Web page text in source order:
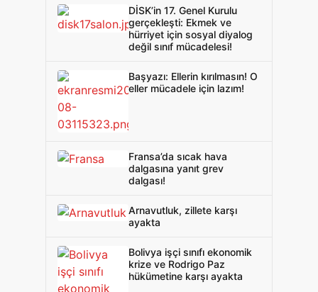
DİSK’in 17. Genel Kurulu
gerçekleşti: Ekmek ve
hürriyet için sosyal diyalog
değil sınıf mücadelesi!
Başyazı: Ellerin kırılmasın! O
eller mücadele için lazım!
Fransa’da sıcak hava
dalgasına yanıt grev
dalgası!
Arnavutluk, zillete karşı
ayakta
Bolivya işçi sınıfı ekonomik
krize ve Rodrigo Paz
hükümetine karşı ayakta